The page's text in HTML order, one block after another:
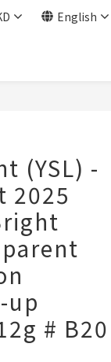
English
(YSL) -
2025
up
# B20